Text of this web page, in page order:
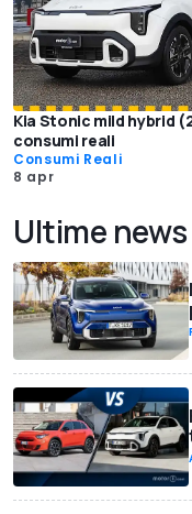
Kia Stonic mild hybrid
consumi reali
Consumi Reali
8 apr
Ultime news